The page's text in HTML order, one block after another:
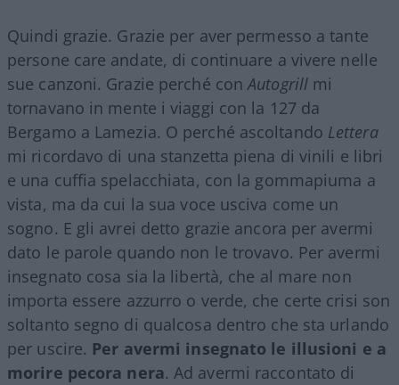
Quindi grazie. Grazie per aver permesso a tante
persone care andate, di continuare a vivere nelle
sue canzoni. Grazie perché conAutogrill mi
tornavano in mente i viaggi con la 127 da
Bergamo a Lamezia. O perché ascoltando Lettera
mi ricordavo di una stanzetta piena di vinili e libri
e una cuffia spelacchiata, con la gommapiuma a
vista, ma da cui la sua voce usciva come un
sogno. E gli avrei detto grazie ancora per avermi
dato le parole quando non le trovavo. Per avermi
insegnato cosa sia la libertà, che al mare non
importa essere azzurro o verde, che certe crisi son
soltanto segno di qualcosa dentro che sta urlando
per uscire. Per avermi insegnato le illusioni e a
morire pecora nera. Ad avermi raccontato di